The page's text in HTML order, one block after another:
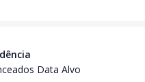
Data Alvo